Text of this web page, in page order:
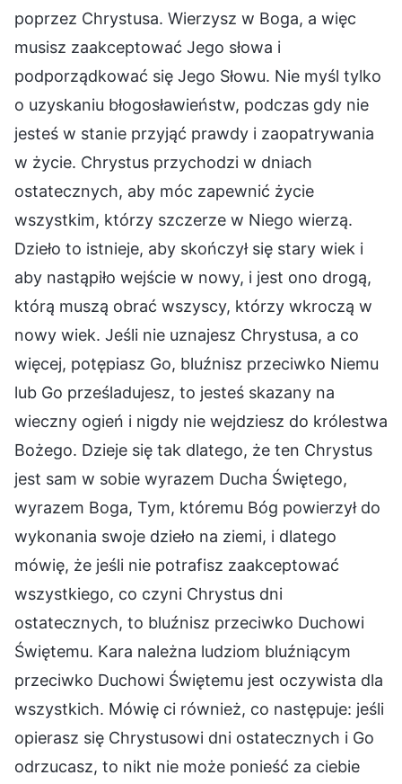
poprzez Chrystusa. Wierzysz w Boga, a więc
musisz zaakceptować Jego słowa i
podporządkować się Jego Słowu. Nie myśl tylko
o uzyskaniu błogosławieństw, podczas gdy nie
jesteś w stanie przyjąć prawdy i zaopatrywania
w życie. Chrystus przychodzi w dniach
ostatecznych, aby móc zapewnić życie
wszystkim, którzy szczerze w Niego wierzą.
Dzieło to istnieje, aby skończył się stary wiek i
aby nastąpiło wejście w nowy, i jest ono drogą,
którą muszą obrać wszyscy, którzy wkroczą w
nowy wiek. Jeśli nie uznajesz Chrystusa, a co
więcej, potępiasz Go, bluźnisz przeciwko Niemu
lub Go prześladujesz, to jesteś skazany na
wieczny ogień i nigdy nie wejdziesz do królestwa
Bożego. Dzieje się tak dlatego, że ten Chrystus
jest sam w sobie wyrazem Ducha Świętego,
wyrazem Boga, Tym, któremu Bóg powierzył do
wykonania swoje dzieło na ziemi, i dlatego
mówię, że jeśli nie potrafisz zaakceptować
wszystkiego, co czyni Chrystus dni
ostatecznych, to bluźnisz przeciwko Duchowi
Świętemu. Kara należna ludziom bluźniącym
przeciwko Duchowi Świętemu jest oczywista dla
wszystkich. Mówię ci również, co następuje: jeśli
opierasz się Chrystusowi dni ostatecznych i Go
odrzucasz, to nikt nie może ponieść za ciebie